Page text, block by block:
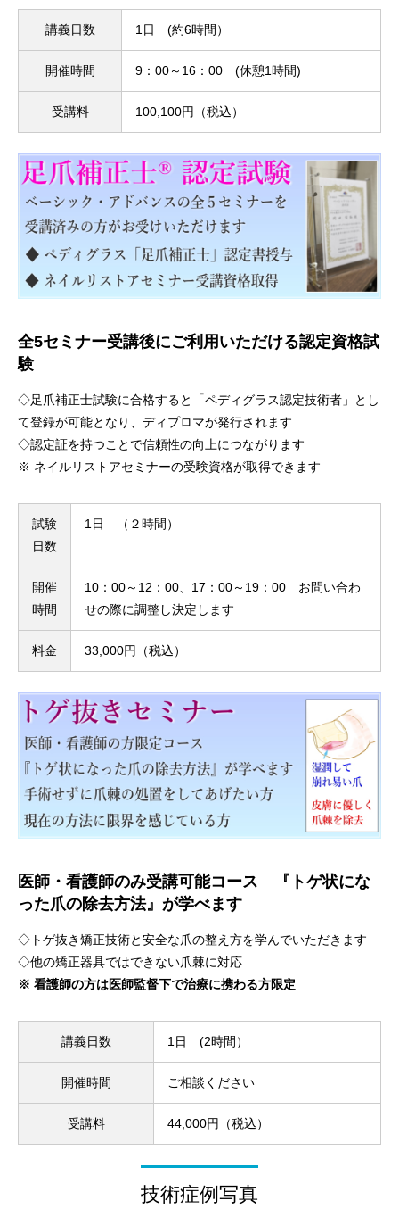
講義日数 1日 (約6時間）
開催時間 9：00～16：00 (休憩1時間)
受講料 100,100円（税込）
全5セミナー受講後にご利用いただける認定資格試
験
◇足爪補正士試験に合格すると「ペディグラス認定技術者」とし
て登録が可能となり、ディプロマが発行されます
◇認定証を持つことで信頼性の向上につながります
※ ネイルリストアセミナーの受験資格が取得できます
試験
日数
1日 （２時間）
開催
時間
10：00～12：00、17：00～19：00 お問い合わ
せの際に調整し決定します
料金 33,000円（税込）
医師・看護師のみ受講可能コース 『トゲ状にな
った爪の除去方法』が学べます
◇トゲ抜き矯正技術と安全な爪の整え方を学んでいただきます
◇他の矯正器具ではできない爪棘に対応
※ 看護師の方は医師監督下で治療に携わる方限定
講義日数 1日 (2時間）
開催時間 ご相談ください
受講料 44,000円（税込）
技術症例写真